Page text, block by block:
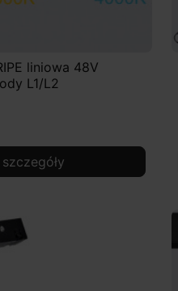
liniowa 48V
L1/L2